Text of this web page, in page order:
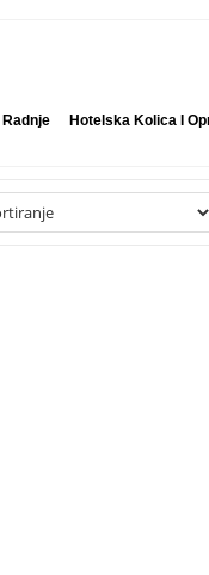
Hotelska Kolica I